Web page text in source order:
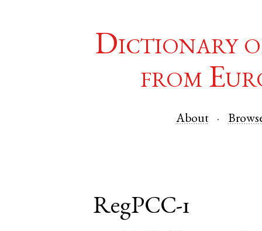
Dictionary
from
About
RegPCC-1